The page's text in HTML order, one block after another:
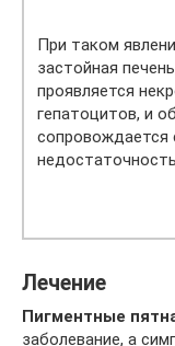
При таком
застойная
проявляется
гепатоцитов, и
сопровождается
Лечение
Пигментные
заболевание, а